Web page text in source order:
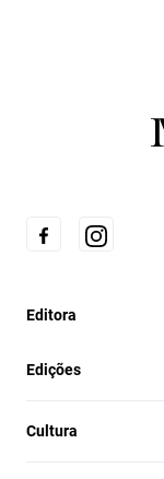
Editora
Edições
Cultura